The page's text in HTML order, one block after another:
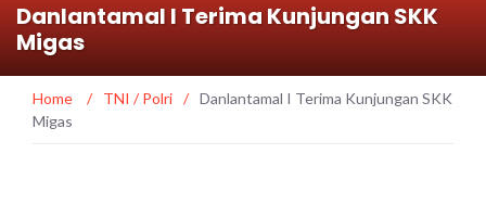
Danlantamal I Terima Kunjungan SKK
Migas
Home / TNI / Polri / Danlantamal I Terima Kunjungan SKK
Migas